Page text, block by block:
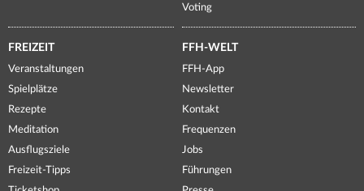
Voting
FREIZEIT
Veranstaltungen
Spielplätze
Rezepte
Meditation
Ausflugsziele
Freizeit-Tipps
FFH-WELT
FFH-App
Newsletter
Kontakt
Frequenzen
Jobs
Führungen